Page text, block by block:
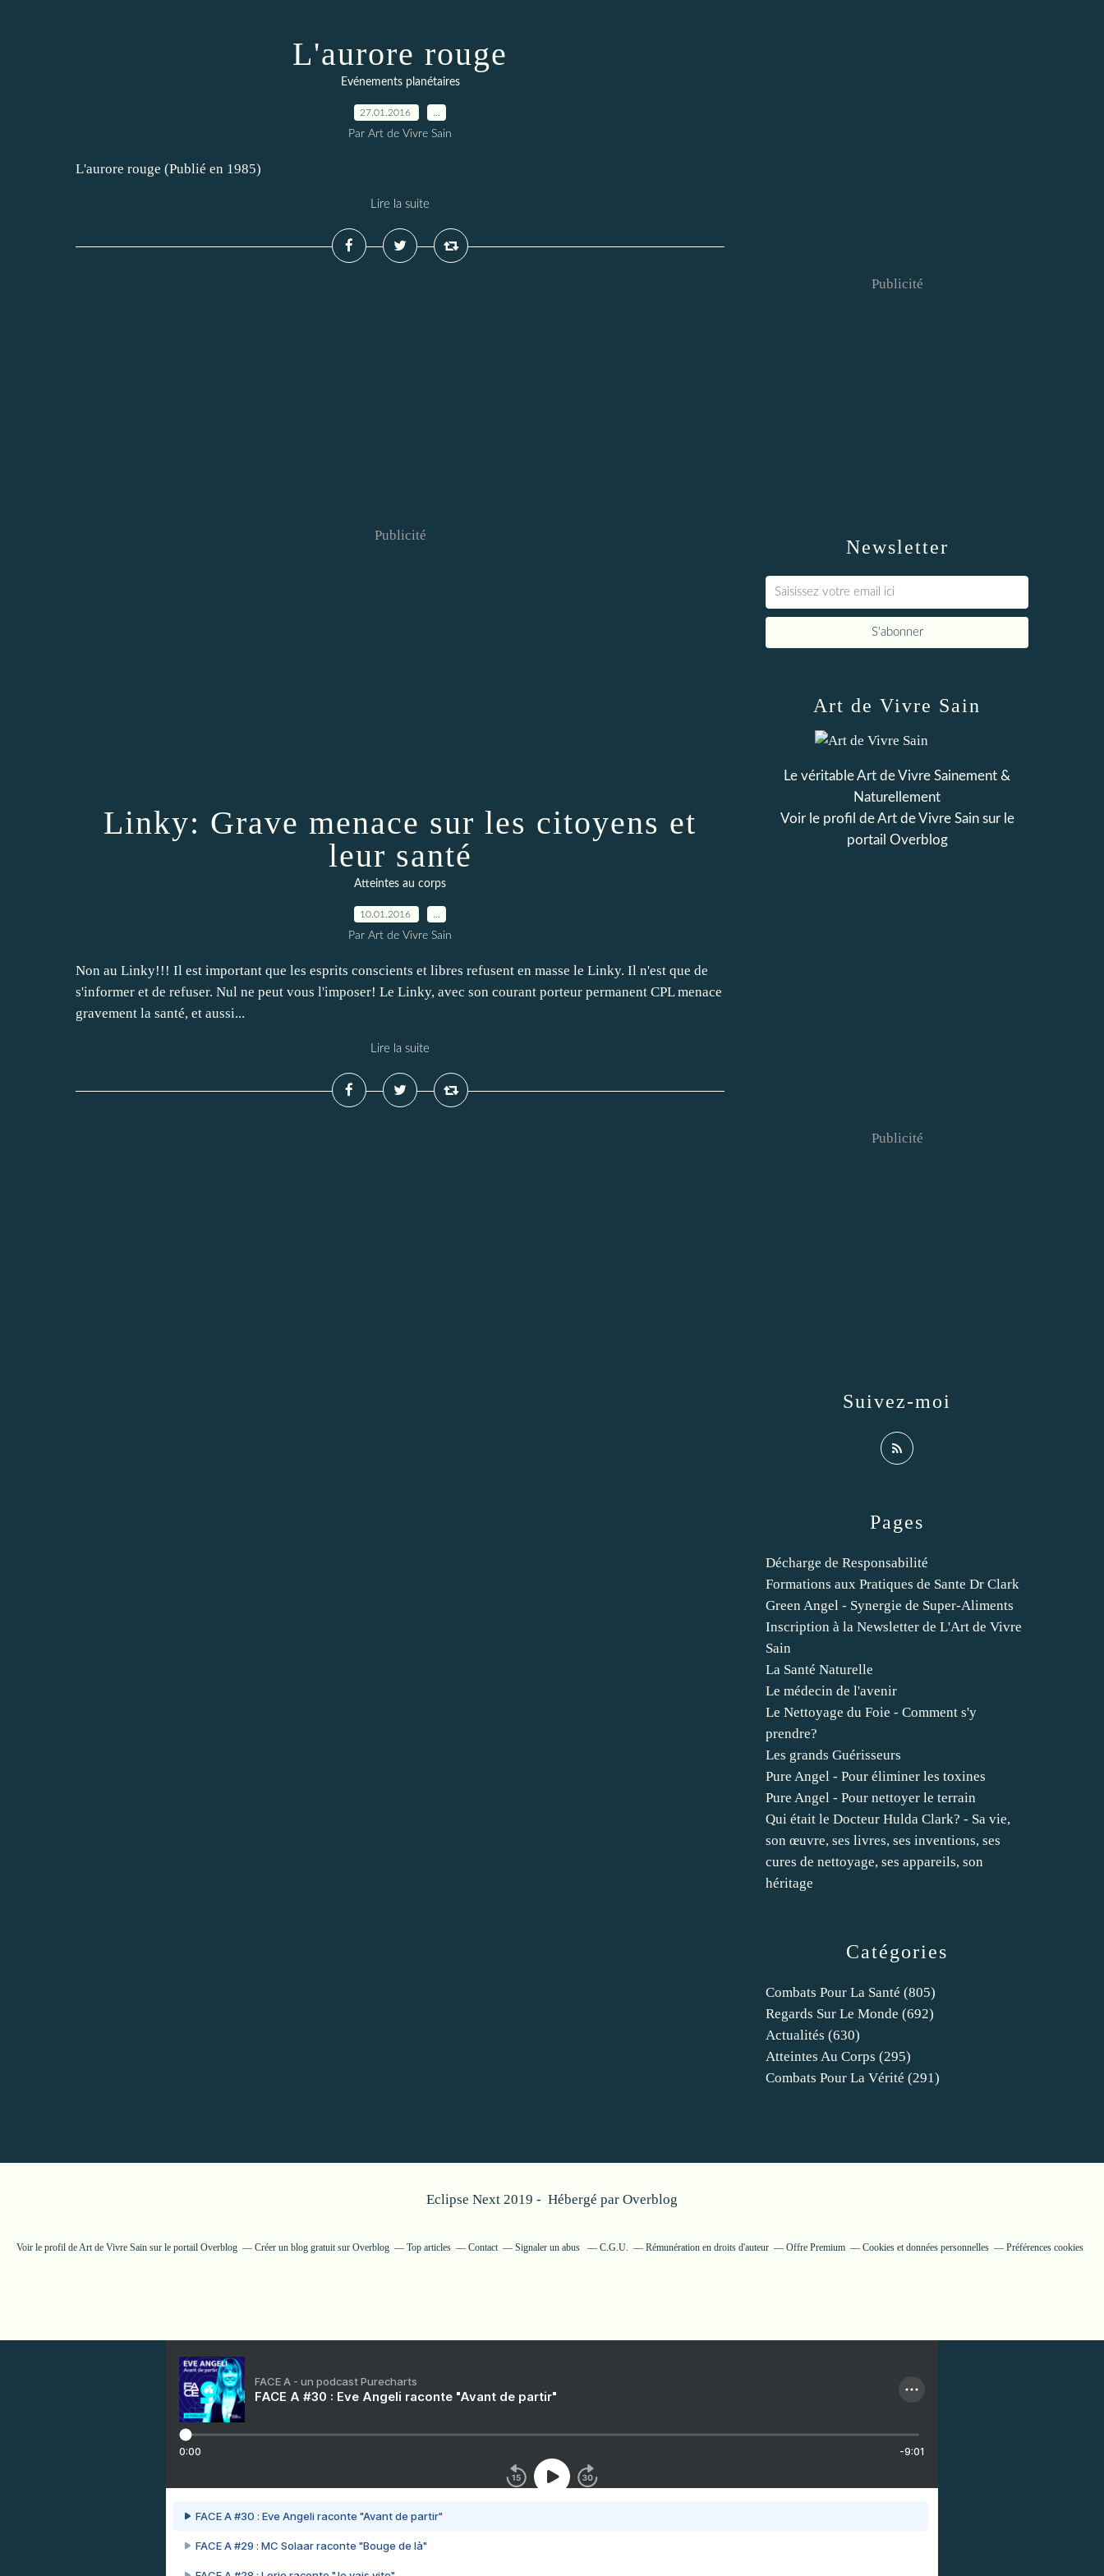
L'aurore rouge
Evénements planétaires
27.01.2016
Par Art de Vivre Sain
L'aurore rouge (Publié en 1985)
Lire la suite
Publicité
Linky: Grave menace sur les citoyens et
leur santé
Atteintes au corps
10.01.2016
Par Art de Vivre Sain
Non au Linky!!! Il est important que les esprits conscients et libres refusent en masse le Linky. Il n'est que de
s'informer et de refuser. Nul ne peut vous l'imposer! Le Linky, avec son courant porteur permanent CPL menace
gravement la santé, et aussi...
Lire la suite
Newsletter
Publicité
Catégories
Combats Pour La Santé (805)
Regards Sur Le Monde (692)
Actualités (630)
Atteintes Au Corps (295)
Combats Pour La Vérité (291)
Pages
Décharge de Responsabilité
Formations aux Pratiques de Sante Dr Clark
Green Angel - Synergie de Super-Aliments
Inscription à la Newsletter de L'Art de Vivre
Sain
La Santé Naturelle
Le médecin de l'avenir
Le Nettoyage du Foie - Comment s'y
prendre?
Les grands Guérisseurs
Pure Angel - Pour éliminer les toxines
Pure Angel - Pour nettoyer le terrain
Qui était le Docteur Hulda Clark? - Sa vie,
son œuvre, ses livres, ses inventions, ses
cures de nettoyage, ses appareils, son
héritage
Art de Vivre Sain
Le véritable Art de Vivre Sainement &
Naturellement
Voir le profil deArt de Vivre Sainsur le
portail Overblog
Suivez-moi
Publicité
Eclipse Next 2019 - Hébergé par Overblog
Voir le profil deArt de Vivre Sainsur le portail Overblog Créer un blog gratuit sur Overblog Top articles Contact Signaler un abus C.G.U. Rémunération en droits d'auteur Offre Premium Cookies et données personnelles Préférences cookies
FACE A - un podcast Purecharts
FACE A #30 : Eve Angeli raconte "Avant de partir"
0:00 -9:01
FACE A #30 : Eve Angeli raconte "Avant de partir"
FACE A #29 : MC Solaar raconte "Bouge de là"